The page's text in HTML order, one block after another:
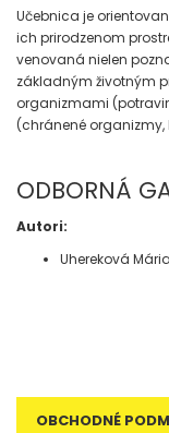
Učebnica je
ich prirodzenom
venovaná nielen
základným životným
organizmami
(chránené
ODBORNÁ
Autori:
Uhereková
OBCHODNÉ